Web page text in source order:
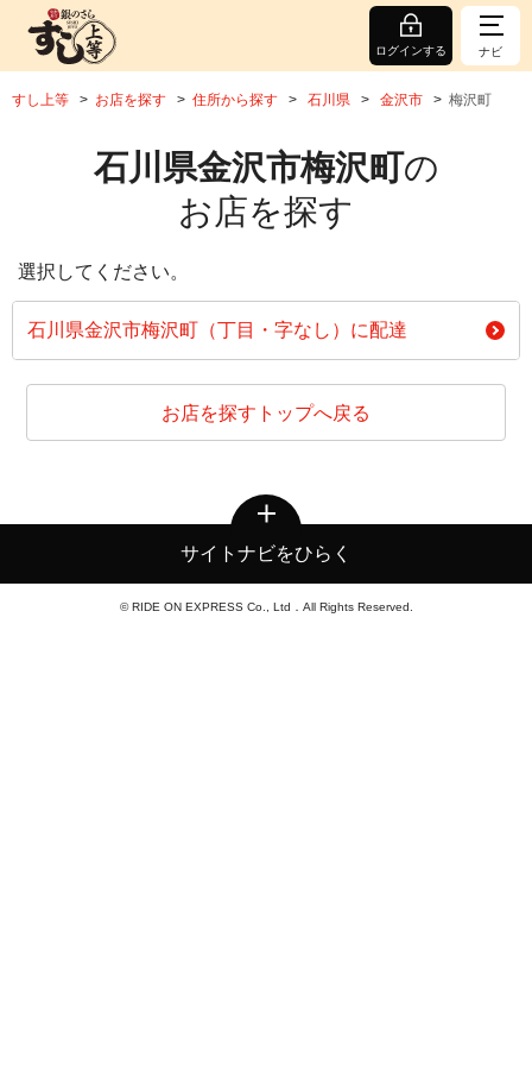
ログインする ナビ
すし上等 お店を探す 住所から探す 石川県 金沢市 梅沢町
石川県金沢市梅沢町の
お店を探す
選択してください。
石川県金沢市梅沢町（丁目・字なし）に配達
お店を探すトップへ戻る
サイトナビをひらく
© RIDE ON EXPRESS Co., Ltd．All Rights Reserved.